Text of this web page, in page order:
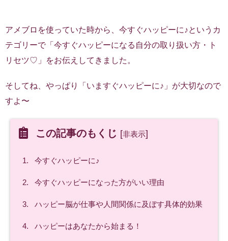
アメブロを使っていた時から、今すぐハッピーに♪というカ
テゴリーで「今すぐハッピーになる自分の取り扱い方・ト
リセツ♡」をお伝えしてきました。
そしてね、やっぱり「いますぐハッピーに♪」が大切なので
すよ〜
この記事のもくじ [非表示]
1. 今すぐハッピーに♪
2. 今すぐハッピーになった方がいい理由
3. ハッピー脳が仕事や人間関係に及ぼす具体的効果
4. ハッピーはあなたから始まる！